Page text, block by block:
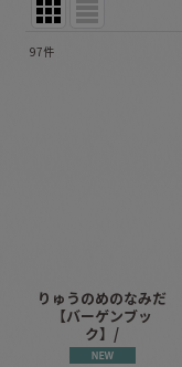
97件
りゅうのめのなみだ
【バーゲンブッ
ク】/